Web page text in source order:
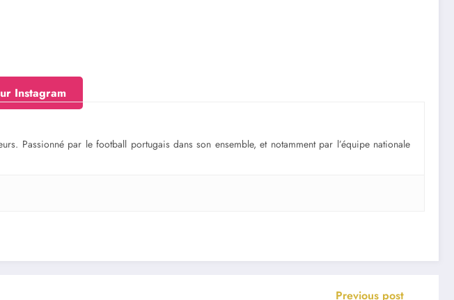
Instagram
Passionné par le football portugais dans son ensemble, et notamment par l’équipe nationale
Previous post